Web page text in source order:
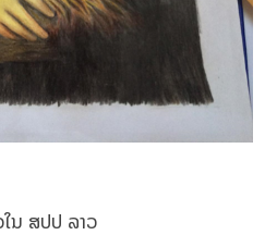
ນ ສປປ ລາວ